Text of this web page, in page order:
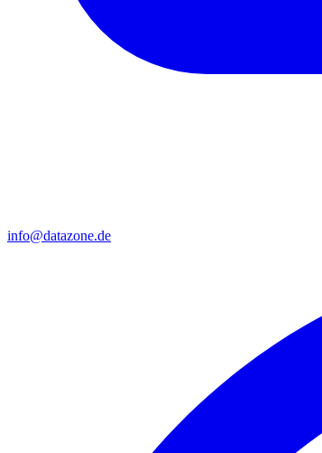
info@datazone.de